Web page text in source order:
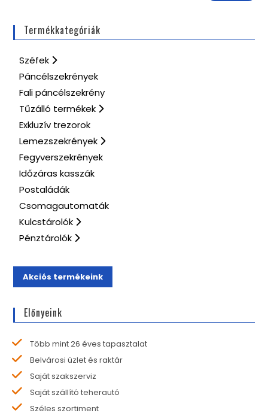
Termékkategóriák
Széfek
Páncélszekrények
Fali páncélszekrény
Tűzálló termékek
Exkluzív trezorok
Lemezszekrények
Fegyverszekrények
Időzáras kasszák
Postaládák
Csomagautomaták
Kulcstárolók
Pénztárolók
Akciós termékeink
Előnyeink
Több mint 26 éves tapasztalat
Belvárosi üzlet és raktár
Saját szakszerviz
Saját szállító teherautó
Széles szortiment